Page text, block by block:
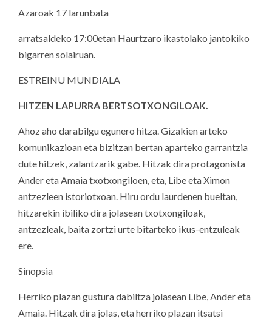
Azaroak 17 larunbata
arratsaldeko 17:00etan Haurtzaro ikastolako jantokiko
bigarren solairuan.
ESTREINU MUNDIALA
HITZEN LAPURRA BERTSOTXONGILOAK.
Ahoz aho darabilgu egunero hitza. Gizakien arteko
komunikazioan eta bizitzan bertan aparteko garrantzia
dute hitzek, zalantzarik gabe. Hitzak dira protagonista
Ander eta Amaia txotxongiloen, eta, Libe eta Ximon
antzezleen istoriotxoan. Hiru ordu laurdenen bueltan,
hitzarekin ibiliko dira jolasean txotxongiloak,
antzezleak, baita zortzi urte bitarteko ikus-entzuleak
ere.
Sinopsia
Herriko plazan gustura dabiltza jolasean Libe, Ander eta
Amaia. Hitzak dira jolas, eta herriko plazan itsatsi